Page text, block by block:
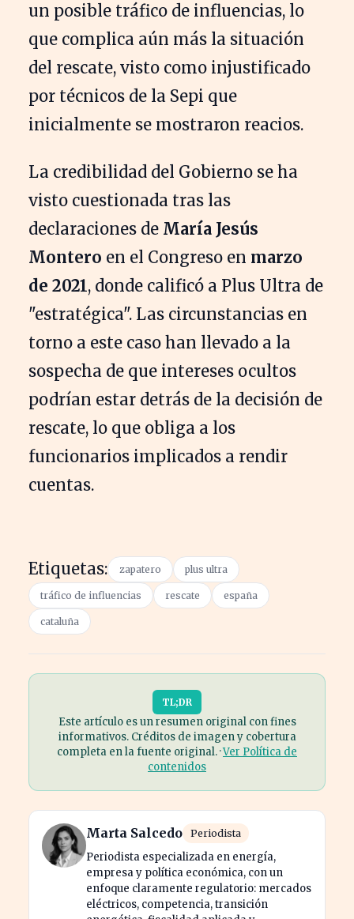
un posible tráfico de influencias, lo
que complica aún más la situación
del rescate, visto como injustificado
por técnicos de la Sepi que
inicialmente se mostraron reacios.
La credibilidad del Gobierno se ha
visto cuestionada tras las
declaraciones de María Jesús
Montero en el Congreso en marzo
de 2021, donde calificó a Plus Ultra de
"estratégica". Las circunstancias en
torno a este caso han llevado a la
sospecha de que intereses ocultos
podrían estar detrás de la decisión de
rescate, lo que obliga a los
funcionarios implicados a rendir
cuentas.
Etiquetas: zapatero plus ultra
tráfico de influencias rescate españa
cataluña
TL;DR
Este artículo es un resumen original con fines
informativos. Créditos de imagen y cobertura
completa en la fuente original. ·Ver Política de
contenidos
Marta Salcedo Periodista
Periodista especializada en energía,
empresa y política económica, con un
enfoque claramente regulatorio: mercados
eléctricos, competencia, transición